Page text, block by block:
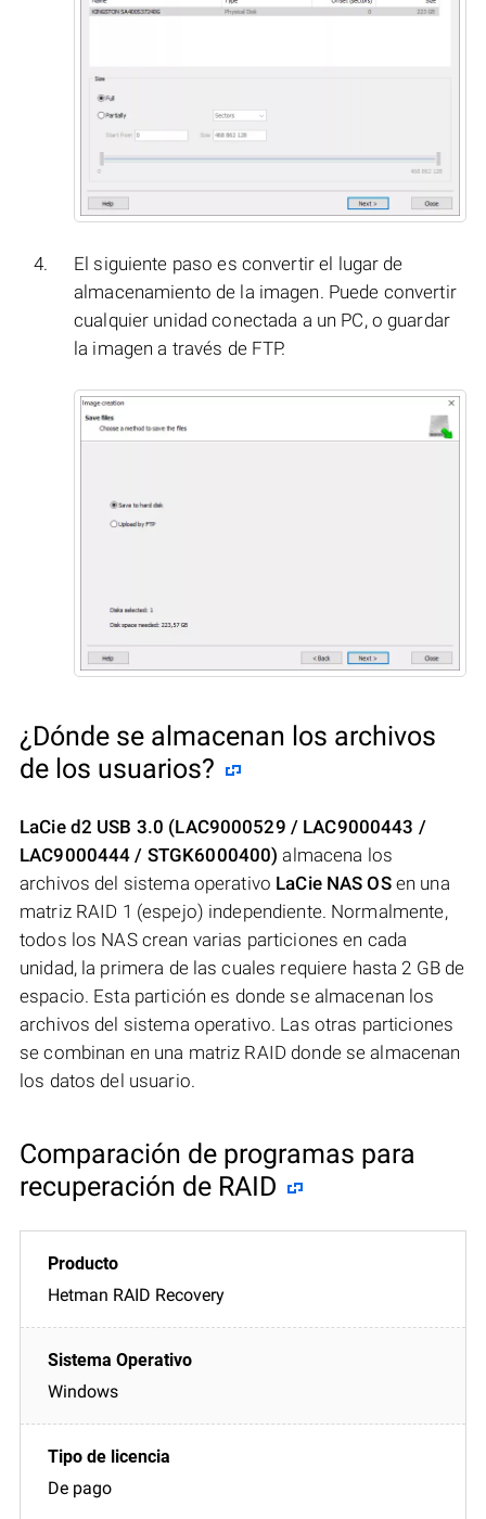
El siguiente paso es convertir el lugar de
almacenamiento de la imagen. Puede convertir
cualquier unidad conectada a un PC, o guardar
la imagen a través de FTP.
¿Dónde se almacenan los archivos
de los usuarios?
LaCie d2 USB 3.0 (LAC9000529 / LAC9000443 /
LAC9000444 / STGK6000400) almacena los
archivos del sistema operativo LaCie NAS OSen una
matriz RAID 1 (espejo) independiente. Normalmente,
todos los NAS crean varias particiones en cada
unidad, la primera de las cuales requiere hasta 2 GB de
espacio. Esta partición es donde se almacenan los
archivos del sistema operativo. Las otras particiones
se combinan en una matriz RAID donde se almacenan
los datos del usuario.
Comparación de programas para
recuperación de RAID
Hetman RAID Recovery
Windows
De pago